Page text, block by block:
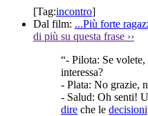
[Tag:incontro]
Dal film: ...Più forte
di più su questa frase ››
“- Pilota: Se
interessa?
- Plata: No grazie,
- Salud: Oh senti!
dire che le decisioni